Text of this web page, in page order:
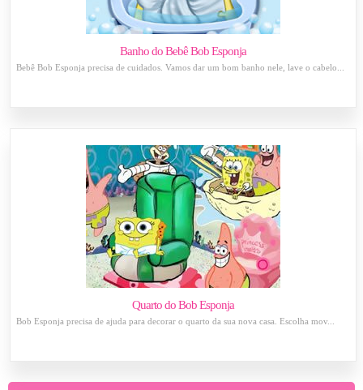
Banho do Bebê Bob Esponja
Bebê Bob Esponja precisa de cuidados. Vamos dar um bom banho nele, lave o cabelo...
Quarto do Bob Esponja
Bob Esponja precisa de ajuda para decorar o quarto da sua nova casa. Escolha mov...